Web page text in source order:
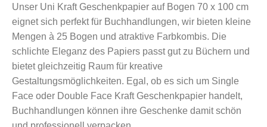
Unser Uni Kraft Geschenkpapier auf Bogen 70 x 100 cm
eignet sich perfekt für Buchhandlungen, wir bieten kleine
Mengen à 25 Bogen und atraktive Farbkombis. Die
schlichte Eleganz des Papiers passt gut zu Büchern und
bietet gleichzeitig Raum für kreative
Gestaltungsmöglichkeiten. Egal, ob es sich um Single
Face oder Double Face Kraft Geschenkpapier handelt,
Buchhandlungen können ihre Geschenke damit schön